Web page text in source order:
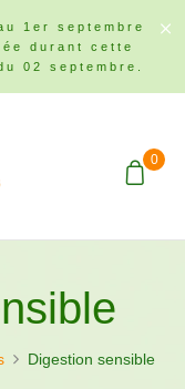
1er septembre
durant cette
02 septembre.
0
Digestion sensible